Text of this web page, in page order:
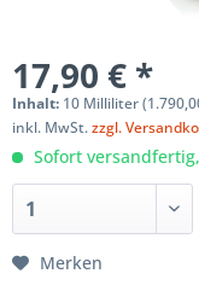
17,90 € *
Inhalt: 10 Milliliter
inkl. MwSt.zzgl.
Sofort
Merken